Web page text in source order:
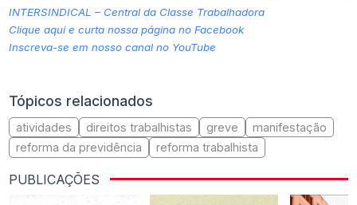
INTERSINDICAL – Central da Classe Trabalhadora
Clique aqui e curta nossa página no Facebook
Inscreva-se em nosso canal no YouTube
Tópicos relacionados
atividades direitos trabalhistas greve
manifestação
reforma da previdência
reforma trabalhista
PUBLICAÇÕES